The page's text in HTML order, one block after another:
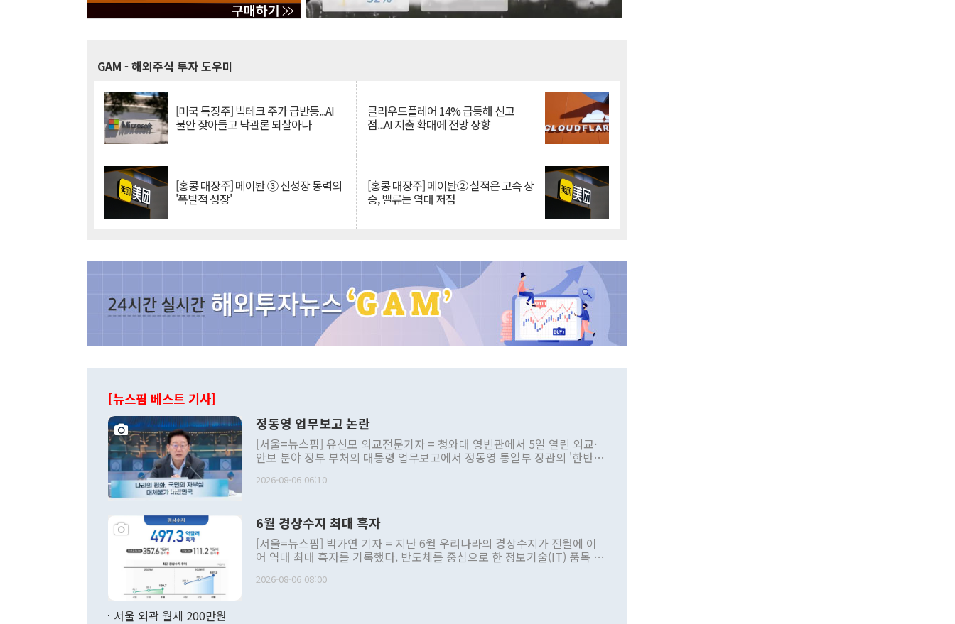
GAM - 해외주식 투자 도우미
[미국 특징주] 빅테크 주가 급반등...AI
불안 잦아들고 낙관론 되살아나
클라우드플레어 14% 급등해 신고
점...AI 지출 확대에 전망 상향
[홍콩 대장주] 메이퇀 ③ 신성장 동력의
'폭발적 성장'
[홍콩 대장주] 메이퇀② 실적은 고속 상
승, 밸류는 역대 저점
[뉴스핌 베스트 기사]
정동영 업무보고 논란
[서울=뉴스핌] 유신모 외교전문기자 = 청와대 영빈관에서 5일 열린 외교·
안보 분야 정부 부처의 대통령 업무보고에서 정동영 통일부 장관의 '한반도
발언 중에는 정부 내 조율을 거치지 않은 사안을 정책으로 추진하겠다고 공
주의적 희망에 근거한 비현실적 구상'이라는 비판을 내놨다. 그동안 정 장
관의 대북 정책 관련 발언이 물의를 빚은 적은 여러 번 있지만 대통령과 유
관 부처 장관이 공개적으로 부정적 입장을 표명한 것은 이례적이다. 정 장
관의 무리한 대북 접근법과 월권을 제어해야 한다는 목소리도 높아지고 있
다. [정동영 통일부 장관이 지난달 23일 오후 서울 종로구 정부서울청사에
2026-08-06 06:10
6월 경상수지 최대 흑자
[서울=뉴스핌] 박가연 기자 = 지난 6월 우리나라의 경상수지가 전월에 이
어 역대 최대 흑자를 기록했다. 반도체를 중심으로 한 정보기술(IT) 품목 수
료=한국은행] 한국은행이 6일 발표한 '2026년 6월 국제수지(잠정)'에 따르
2026-08-06 08:00
서울 외곽 월세 200만원